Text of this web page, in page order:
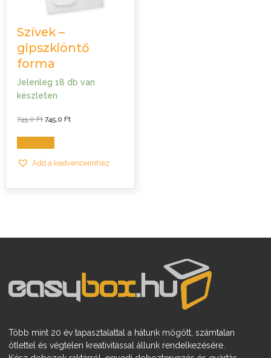
Szívek –
gipszkiöntő
forma
Jelenleg 18 db van
készleten
745,0FtOriginal
price
745,0 Ft.
745,0FtCurrent
Kosárba
Add a kedvenceimhez
Több mint 20 év tapasztalattal a hátunk mögött, számtalan
ötlettel és végtelen kreativitással állunk rendelkezésére.